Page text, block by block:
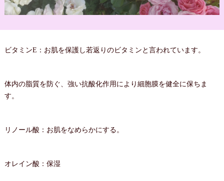
ビタミンE：お肌を保護し若返りのビタミンと言われています。
体内の脂質を防ぐ、強い抗酸化作用により細胞膜を健全に保ちま
す。
リノール酸：お肌をなめらかにする。
オレイン酸：保湿